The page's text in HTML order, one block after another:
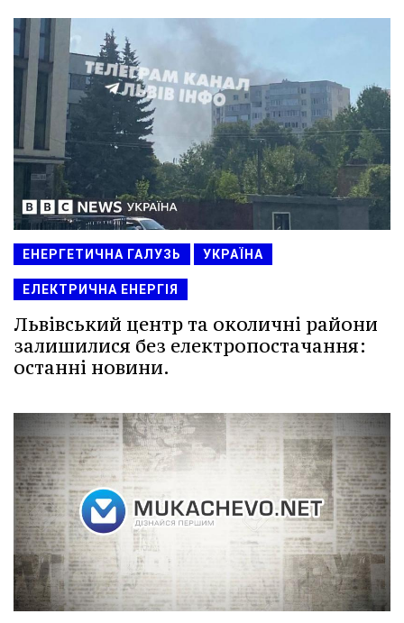
ЕНЕРГЕТИЧНА ГАЛУЗЬ УКРАЇНА
ЕЛЕКТРИЧНА ЕНЕРГІЯ
Львівський центр та околичні райони
залишилися без електропостачання:
останні новини.